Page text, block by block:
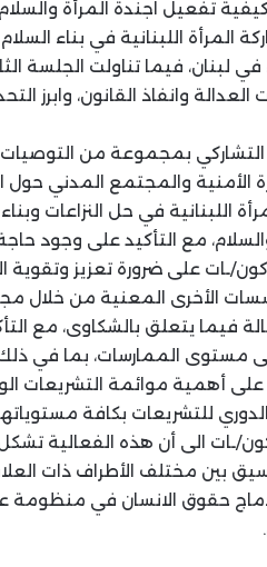
المرأة اللبنانية في بناء
في لبنان، فيما تناولت الجلسة
وانفاذ القانون، وابرز
التشاركي بمجموعة من
الأمنية والمجتمع المدني حول
اللبنانية في حل النزاعات
مع التأكيد على وجود
ـات على ضرورة تعزيز
الأخرى المعنية من خلال
فيما يتعلق بالشكاوى، مع
الممارسات، بما في ذلك
أهمية موائمة التشريعات
للتشريعات بكافة
ـات الى أن هذه الفعالية
بين مختلف الأطراف ذات
حقوق الانسان في منظومة